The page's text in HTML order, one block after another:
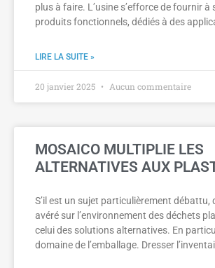
plus à faire. L’usine s’efforce de fournir à
produits fonctionnels, dédiés à des
LIRE LA SUITE »
20 janvier 2025 Aucun commentaire
MOSAICO MULTIPLIE LES
ALTERNATIVES AUX
S’il est un sujet particulièrement débattu,
avéré sur l’environnement des déchets
celui des solutions alternatives. En
domaine de l’emballage. Dresser